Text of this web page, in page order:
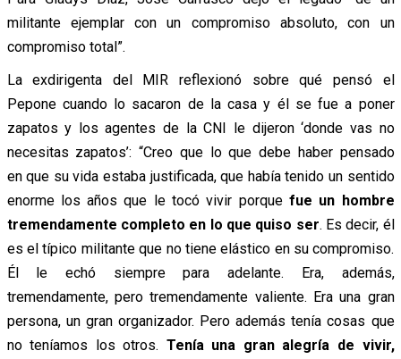
militante ejemplar con un compromiso absoluto, con un
compromiso total”.
La exdirigenta del MIR reflexionó sobre qué pensó el
Pepone cuando lo sacaron de la casa y él se fue a poner
zapatos y los agentes de la CNI le dijeron ‘donde vas no
necesitas zapatos’: “Creo que lo que debe haber pensado
en que su vida estaba justificada, que había tenido un sentido
enorme los años que le tocó vivir porquefue un hombre
tremendamente completo en lo que quiso ser. Es decir, él
es el típico militante que no tiene elástico en su compromiso.
Él le echó siempre para adelante. Era, además,
tremendamente, pero tremendamente valiente. Era una gran
persona, un gran organizador. Pero además tenía cosas que
no teníamos los otros. Tenía una gran alegría de vivir,